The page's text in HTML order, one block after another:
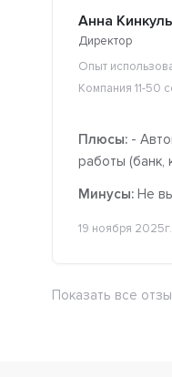
Анна
Директор
Опыт
Компания 11-50
Плюсы: -
работы (банк,
Минусы: Не
19 ноября 2025г.
Показать все